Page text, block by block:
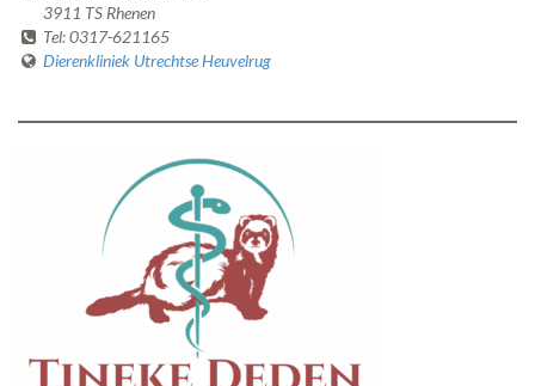
3911 TS Rhenen
Tel: 0317-621165
Dierenkliniek Utrechtse Heuvelrug